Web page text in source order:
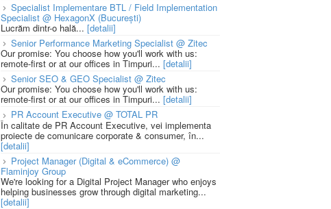
Specialist Implementare BTL / Field Implementation
Specialist @ HexagonX (București)
Lucrăm dintr-o hală... [detalii]
Senior Performance Marketing Specialist @ Zitec
Our promise: You choose how you'll work with us:
remote-first or at our offices in Timpuri... [detalii]
Senior SEO & GEO Specialist @ Zitec
Our promise: You choose how you'll work with us:
remote-first or at our offices in Timpuri... [detalii]
PR Account Executive @ TOTAL PR
În calitate de PR Account Executive, vei implementa
proiecte de comunicare corporate & consumer, în...
[detalii]
Project Manager (Digital & eCommerce) @
Flaminjoy Group
We're looking for a Digital Project Manager who enjoys
helping businesses grow through digital marketing...
[detalii]